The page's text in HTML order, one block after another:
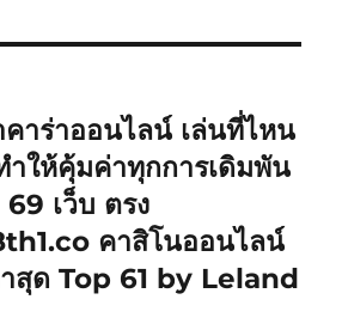
าร่าออนไลน์ เล่นที่ไหน
ให้คุ้มค่าทุกการเดิมพัน
เว็บ ตรง
คาสิโนออนไลน์
สุด Top 61 by Leland